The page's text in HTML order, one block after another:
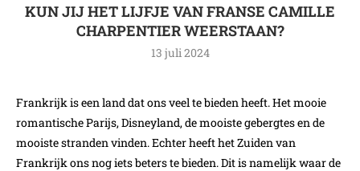
KUN JIJ HET LIJFJE VAN FRANSE CAMILLE
CHARPENTIER WEERSTAAN?
13 juli 2024
Frankrijk is een land dat ons veel te bieden heeft. Het mooie
romantische Parijs, Disneyland, de mooiste gebergtes en de
mooiste stranden vinden. Echter heeft het Zuiden van
Frankrijk ons nog iets beters te bieden. Dit is namelijk waar de